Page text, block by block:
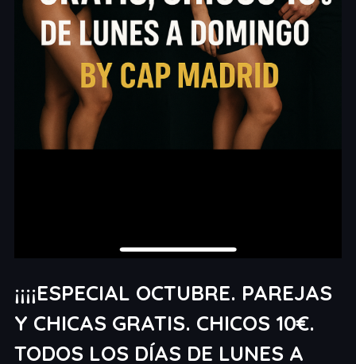
¡¡¡¡ESPECIAL OCTUBRE. PAREJAS
Y CHICAS GRATIS. CHICOS 10€.
TODOS LOS DÍAS DE LUNES A